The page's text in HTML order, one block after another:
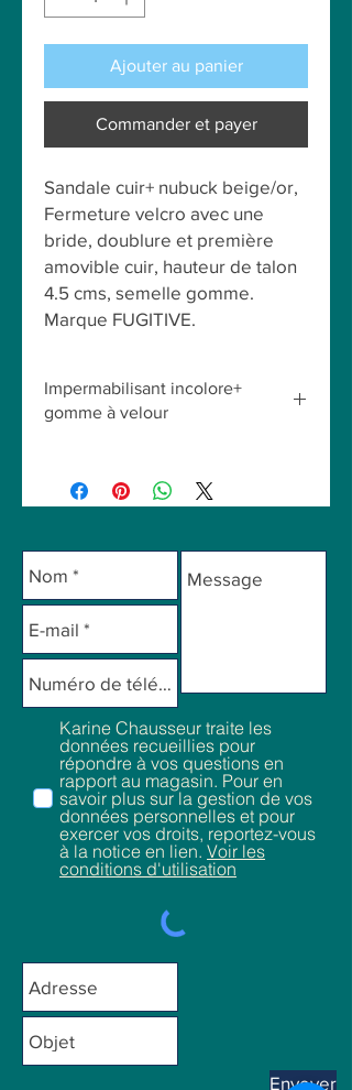
Ajouter au panier
Commander et payer
Sandale cuir+ nubuck beige/or,
Fermeture velcro avec une
bride, doublure et première
amovible cuir, hauteur de talon
4.5 cms, semelle gomme.
Marque FUGITIVE.
Impermabilisant incolore+
gomme à velour
Karine Chausseur traite les
données recueillies pour
répondre à vos questions en
rapport au magasin. Pour en
savoir plus sur la gestion de vos
données personnelles et pour
exercer vos droits, reportez-vous
à la notice en lien. Voir les
conditions d'utilisation
Envoyer